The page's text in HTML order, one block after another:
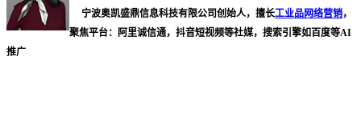
宁波奥凯盛鼎信息科技有限公司创始人，擅长工业品网络营销，
聚焦平台：阿里诚信通，抖音短视频等社媒，搜索引擎如百度等AI
推广